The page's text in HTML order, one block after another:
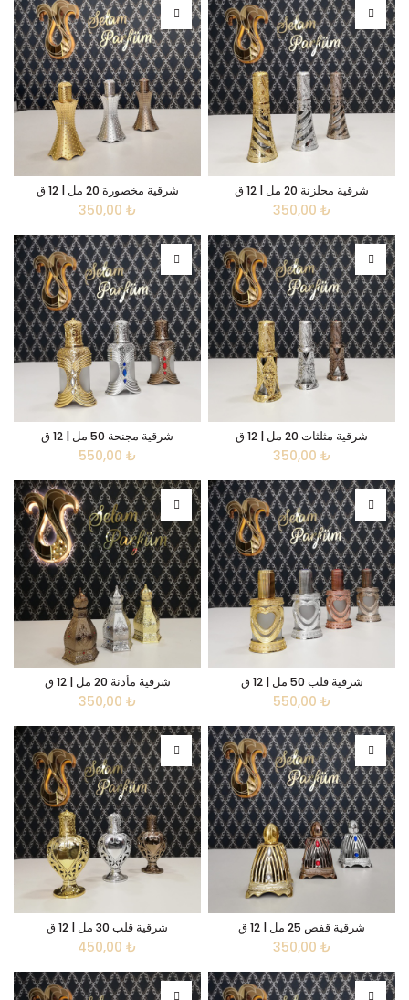
شرقية مخصورة 20 مل | 12 ق
350,00 ₺
شرقية محلزنة 20 مل | 12 ق
350,00 ₺
شرقية مجنحة 50 مل | 12 ق
550,00 ₺
شرقية مثلثات 20 مل | 12 ق
350,00 ₺
شرقية مأذنة 20 مل | 12 ق
350,00 ₺
شرقية قلب 50 مل | 12 ق
550,00 ₺
شرقية قلب 30 مل | 12 ق
450,00 ₺
شرقية قفص 25 مل | 12 ق
350,00 ₺